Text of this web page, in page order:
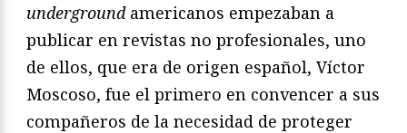
undergroundamericanos empezaban a
publicar en revistas no profesionales, uno
de ellos, que era de origen español, Víctor
Moscoso, fue el primero en convencer a sus
compañeros de la necesidad de proteger